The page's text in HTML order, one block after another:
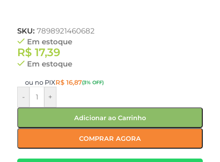
SKU: 7898921460682
Em estoque
R$ 17,39
Em estoque
ou no PIXR$ 16,87(3% OFF)
- +
Adicionar ao Carrinho
COMPRAR AGORA